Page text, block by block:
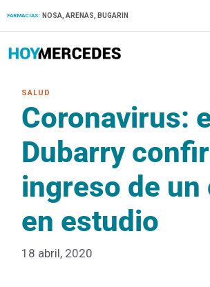
FARMACIAS: NOSA, ARENAS, BUGARIN
Coronavirus:
Dubarry
ingreso de un
en estudio
18 abril, 2020